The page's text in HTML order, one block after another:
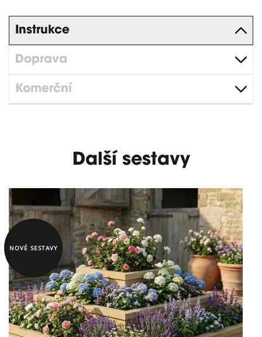
Instrukce
Doprava
Komerční
Další sestavy
NOVÉ SESTAVY